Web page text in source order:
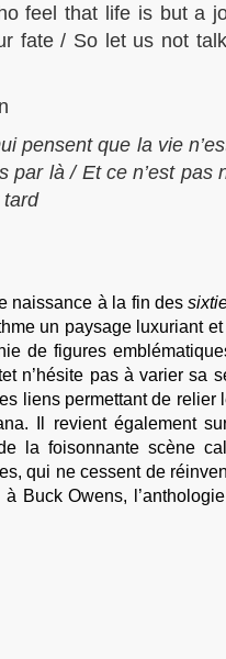
feel that life is but a
fate / So let us not
pensent que la vie
là / Et ce n’est pas
tard
naissance à la fin des
un paysage luxuriant
de figures
n’hésite pas à varier sa
liens permettant de relier
Il revient également
la foisonnante scène
qui ne cessent de
Buck Owens,